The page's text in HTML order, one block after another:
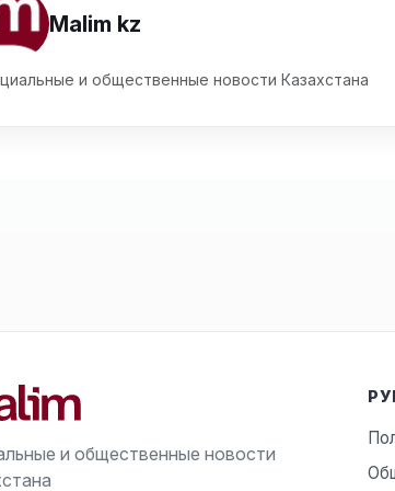
Malim kz
и общественные новости Казахстана
и общественные новости